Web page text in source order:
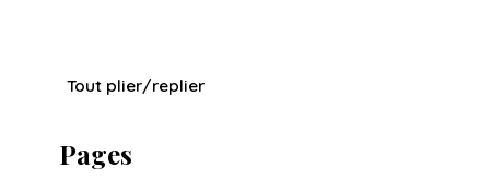
Tout plier/replier
Pages